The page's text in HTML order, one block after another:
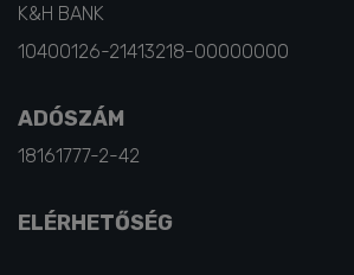
K&H BANK
10400126-21413218-00000000
ADÓSZÁM
18161777-2-42
ELÉRHETŐSÉG